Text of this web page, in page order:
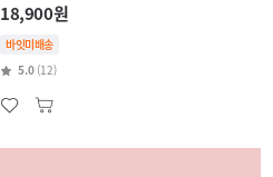
18,900원
바잇미배송
5.0 (12)